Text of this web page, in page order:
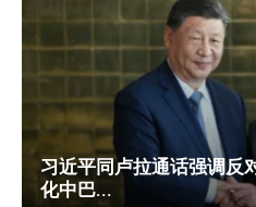
习近平同卢拉通话强调反
化中巴...